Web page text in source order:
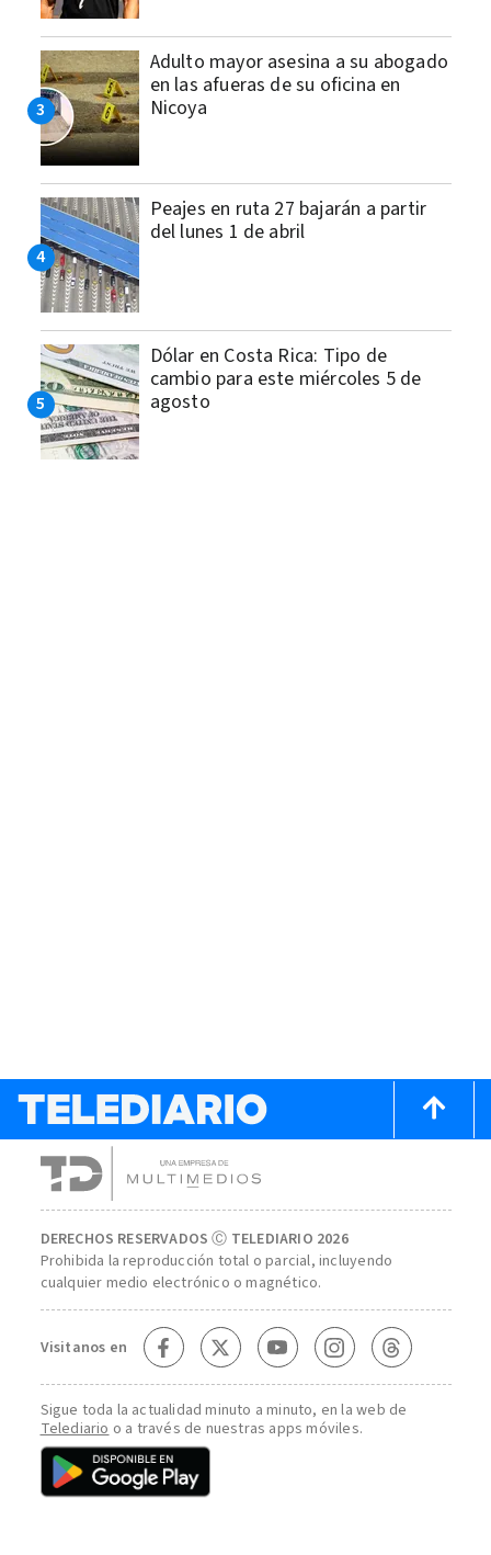
Adulto mayor asesina a su abogado
en las afueras de su oficina en
Nicoya
Peajes en ruta 27 bajarán a partir
del lunes 1 de abril
Dólar en Costa Rica: Tipo de
cambio para este miércoles 5 de
agosto
DERECHOS RESERVADOS Ⓒ TELEDIARIO 2026
Prohibida la reproducción total o parcial, incluyendo
cualquier medio electrónico o magnético.
Visitanos en
Sigue toda la actualidad minuto a minuto, en la web de
Telediarioo a través de nuestras apps móviles.